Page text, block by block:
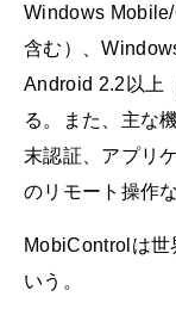
Windows
含む）、
Android 2.2以上
る。また、主な
末認証、アプリ
のリモート操作
MobiControlは世
いう。